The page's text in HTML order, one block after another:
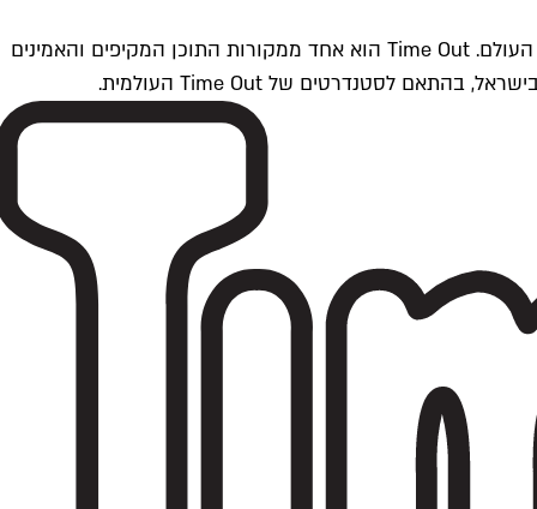
Time Outתל אביב הוא חלק מרשת Time Out Global — רשת מדיה בינלאומית הפועלת ב-360 ערים מרכזיות וב-60 מדינות ברחבי העולם. Time Out הוא אחד ממקורות התוכן המקיפים והאמינים